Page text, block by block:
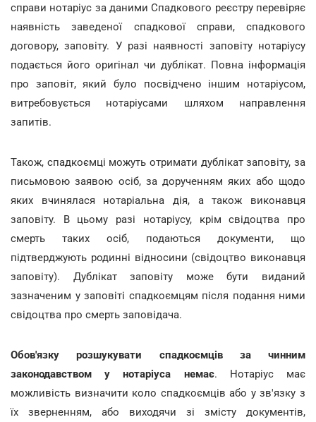
справи нотаріус за даними Спадкового реєстру перевіряє
наявність заведеної спадкової справи, спадкового
договору, заповіту. У разі наявності заповіту нотаріусу
подається його оригінал чи дублікат. Повна інформація
про заповіт, який було посвідчено іншим нотаріусом,
витребовується нотаріусами шляхом направлення
запитів.
Також, спадкоємці можуть отримати дублікат заповіту, за
письмовою заявою осіб, за дорученням яких або щодо
яких вчинялася нотаріальна дія, а також виконавця
заповіту. В цьому разі нотаріусу, крім свідоцтва про
смерть таких осіб, подаються документи, що
підтверджують родинні відносини (свідоцтво виконавця
заповіту). Дублікат заповіту може бути виданий
зазначеним у заповіті спадкоємцям після подання ними
свідоцтва про смерть заповідача.
Обов'язку розшукувати спадкоємців за чинним
законодавством у нотаріуса немає. Нотаріус має
можливість визначити коло спадкоємців або у зв'язку з
їх зверненням, або виходячи зі змісту документів,